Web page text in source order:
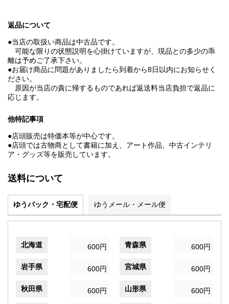
返品について
●当店の取扱い商品は中古品です。
可能な限りの状態説明を心掛けていますが、現品との多少の乖
離は予めご了承下さい。
●お届け商品に問題がありましたら到着から8日以内にお知らせく
ださい。
原因が当店の責に帰するものであれば返送料当店負担で返品に
応じます。
他特記事項
●店頭販売は特価本等が中心です。
●店頭では古物商として書籍に加え、アート作品、中古インテリ
ア・グッズ等を販売しています。
送料について
ゆうパック・宅配便 ゆうメール・メール便
北海道 600円 青森県 600円
岩手県 600円 宮城県 600円
秋田県 600円 山形県 600円